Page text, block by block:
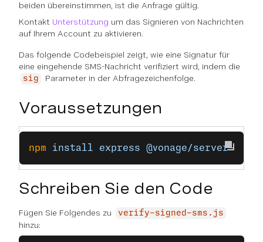
beiden übereinstimmen, ist die Anfrage gültig.
Kontakt Unterstützung um das Signieren von Nachrichten
auf Ihrem Account zu aktivieren.
Das folgende Codebeispiel zeigt, wie eine Signatur für
eine eingehende SMS-Nachricht verifiziert wird, indem die
sig Parameter in der Abfragezeichenfolge.
Voraussetzungen
npm install express @vonage/server-sdk
Schreiben Sie den Code
Fügen Sie Folgendes zu verify-signed-sms.js
hinzu: